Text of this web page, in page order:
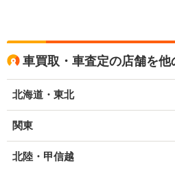
車買取・車査定の店舗を
北海道・東北
関東
北陸・甲信越